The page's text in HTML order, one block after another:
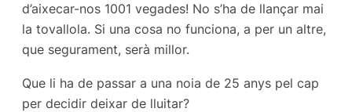
d’aixecar-nos 1001 vegades! No s’ha de llançar mai
la tovallola. Si una cosa no funciona, a per un altre,
que segurament, serà millor.
Que li ha de passar a una noia de 25 anys pel cap
per decidir deixar de lluitar?